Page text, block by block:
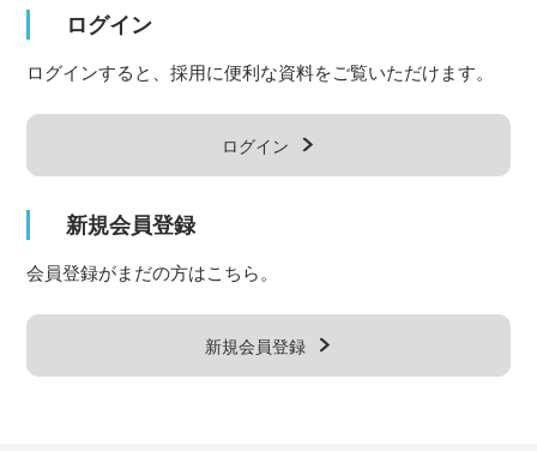
ログイン
ログインすると、採用に便利な資料をご覧いただけます。
ログイン
新規会員登録
会員登録がまだの方はこちら。
新規会員登録